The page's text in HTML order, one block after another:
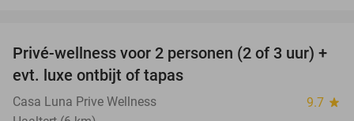
30%
Privé-wellness voor 2 personen (2 of 3 uur) +
evt. luxe ontbijt of tapas
Casa Luna Prive Wellness 9.7 star